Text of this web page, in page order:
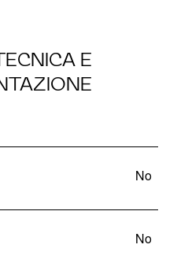
E
No
No